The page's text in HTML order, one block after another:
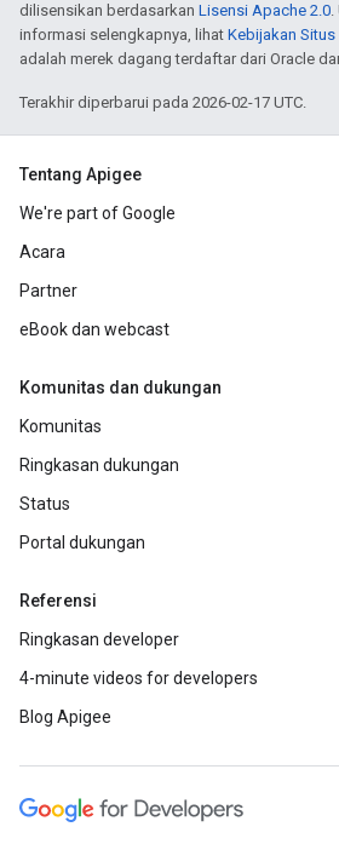
dilisensikan berdasarkan Lisensi Apache 2.0.
informasi selengkapnya, lihat Kebijakan
adalah merek dagang terdaftar dari Oracle
Terakhir diperbarui pada 2026-02-17 UTC.
Tentang Apigee
We're part of Google
Acara
Partner
eBook dan webcast
Komunitas dan dukungan
Komunitas
Ringkasan dukungan
Status
Portal dukungan
Referensi
Ringkasan developer
4-minute videos for developers
Blog Apigee